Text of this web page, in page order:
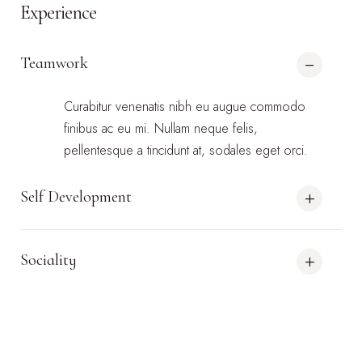
Experience
Teamwork
Curabitur venenatis nibh eu augue commodo
finibus ac eu mi. Nullam neque felis,
pellentesque a tincidunt at, sodales eget orci.
Self Development
Sociality